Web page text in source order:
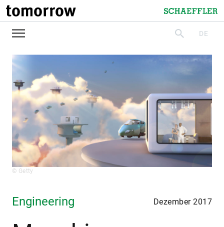
tomorrow
Schaeffler
suchenDE
© Getty
Engineering Dezember 2017